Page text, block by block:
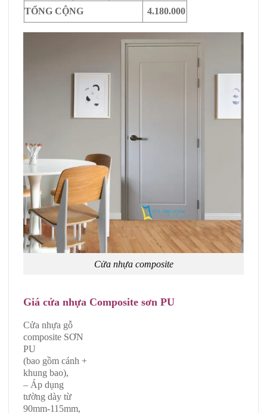
TỔNG CỘNG 4.180.000
Cửa nhựa composite
Giá cửa nhựa Composite sơn PU
Cửa nhựa gỗ
composite SƠN
PU
(bao gồm cánh +
khung bao),
– Áp dụng
tường dày từ
90mm-115mm,